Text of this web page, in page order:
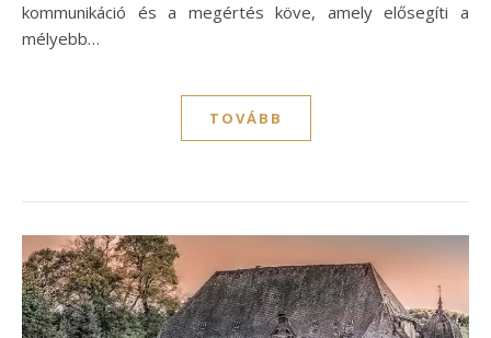
kommunikáció és a megértés köve, amely elősegíti a
mélyebb…
TOVÁBB